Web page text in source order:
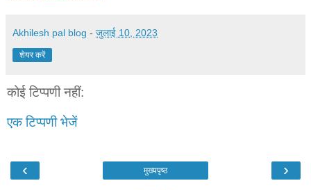
Akhilesh pal blog - जुलाई 10, 2023
शेयर करें
कोई टिप्पणी नहीं:
एक टिप्पणी भेजें
‹ ›
मुख्यपृष्ठ